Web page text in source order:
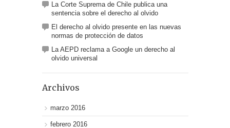
La Corte Suprema de Chile publica una
sentencia sobre el derecho al olvido
El derecho al olvido presente en las nuevas
normas de protección de datos
La AEPD reclama a Google un derecho al
olvido universal
Archivos
marzo 2016
febrero 2016